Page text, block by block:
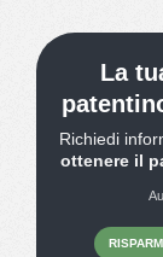
La
Richiedi
ottenere il